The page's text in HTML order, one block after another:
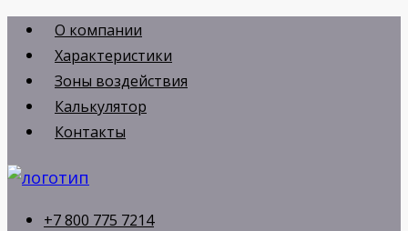
Перейти
содержимому
О компании
Характеристики
Зоны воздействия
Калькулятор
Контакты
+7 800 775 7214